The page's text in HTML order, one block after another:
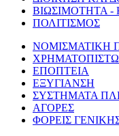
ΒΙΩΣΙΜΟΤΗΤΑ
ΠΟΛΙΤΙΣΜΟΣ
ΝΟΜΙΣΜΑΤΙΚΗ
ΕΠΟΠΤΕΙΑ
ΕΞΥΓΙΑΝΣΗ
ΣΥΣΤΗΜΑΤΑ
ΑΓΟΡΕΣ
ΦΟΡΕΙΣ